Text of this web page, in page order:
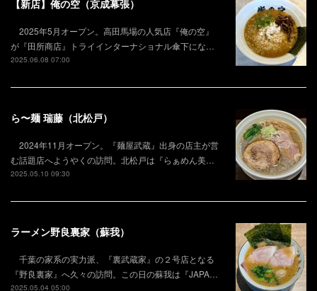
【新店】俺の空（京成幕張）
2025年5月オープン。高田馬場の人気店『俺の空』
が『田所商店』トライインターナショナル傘下にな…
2025.06.08 07:00
ら〜麺 瑞藤（北松戸）
2024年11月オープン。『麺屋武蔵』出身の店主が営
む話題店へようやくの訪問。北松戸は『らぁめん美…
2025.05.10 09:30
ラーメン野良裏家（蘇我）
千葉の家系の実力派、『裏武蔵家』の２号店となる
『野良裏家』へ久々の訪問。この日の蘇我は『JAPA…
2025.05.04 05:00